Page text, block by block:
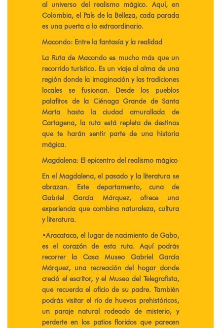
al universo del realismo mágico. Aquí, en
Colombia, el País de la Belleza, cada parada
es una puerta a lo extraordinario.
Macondo: Entre la fantasía y la realidad
La Ruta de Macondo es mucho más que un
recorrido turístico. Es un viaje al alma de una
región donde la imaginación y las tradiciones
locales se fusionan. Desde los pueblos
palafitos de la Ciénaga Grande de Santa
Marta hasta la ciudad amurallada de
Cartagena, la ruta está repleta de destinos
que te harán sentir parte de una historia
mágica.
Magdalena: El epicentro del realismo mágico
En el Magdalena, el pasado y la literatura se
abrazan. Este departamento, cuna de
Gabriel García Márquez, ofrece una
experiencia que combina naturaleza, cultura
y literatura.
​•​Aracataca, el lugar de nacimiento de Gabo,
es el corazón de esta ruta. Aquí podrás
recorrer la Casa Museo Gabriel García
Márquez, una recreación del hogar donde
creció el escritor, y el Museo del Telegrafista,
que recuerda el oficio de su padre. También
podrás visitar el río de huevos prehistóricos,
un paraje natural rodeado de misterio, y
perderte en los patios floridos que parecen